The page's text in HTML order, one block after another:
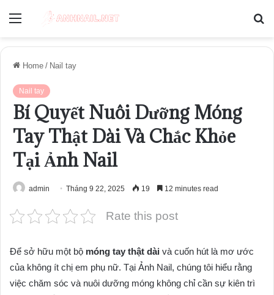
Menu
Home / Nail tay
Nail tay
Bí Quyết Nuôi Dưỡng Móng
Tay Thật Dài Và Chắc Khỏe
Tại Ảnh Nail
admin Tháng 9 22, 2025 19 12 minutes read
Rate this post
Để sở hữu một bộ móng tay thật dài và cuốn hút là mơ ước
của không ít chị em phụ nữ. Tại Ảnh Nail, chúng tôi hiểu rằng
việc chăm sóc và nuôi dưỡng móng không chỉ cần sự kiên trì